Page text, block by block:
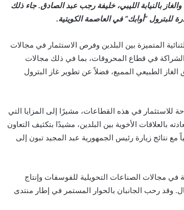
بالنيابة الليبي، خليفة رجب عبد الصادق. جاء ذلك
المتميزة بين البلدين وفرص الاستثمار في مجالات
الشراكة في قطاع المحروقات، بما في ذلك مجالات
الطبيعي المميع، فضلاً عن تطوير غاز البترول
في هذه القطاعات، مشيرًا إلى المزايا التي
بالعلاقات الأخوية بين البلدين، مشيدًا بتكثيف التعاون
نتائج زيارة رئيس الجمهورية عبد المجيد تبون إلى
مجالات الصناعات التحويلية للفوسفات وإنتاج
وقد رحب الجانبان بالحوار المستمر في إطار منتدى